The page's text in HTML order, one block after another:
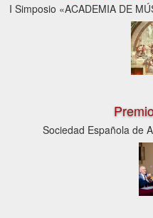
I Simposio «ACADEMIA DE
Sociedad Española de